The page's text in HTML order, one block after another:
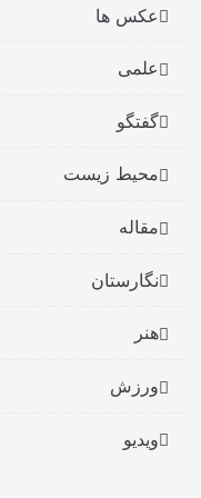
عکس ها
علمی
گفتگو
محیط زیست
مقاله
نگارستان
هنر
ورزش
ویدیو